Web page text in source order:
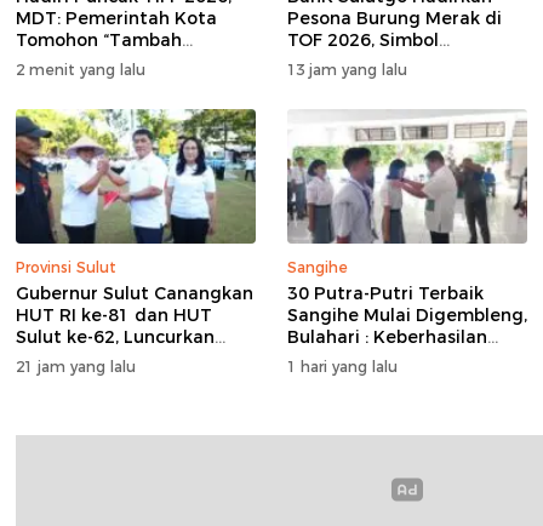
MDT: Pemerintah Kota
Tomohon “Tambah
Mantap”, Usai Parade
Bunga Berbagi Sembako
kepada Masyarakat
2 menit yang lalu
Pesona Burung Merak di
TOF 2026, Simbol
Keagungan Dan
Kemakmuran
13 jam yang lalu
Provinsi Sulut
Gubernur Sulut Canangkan
HUT RI ke-81 dan HUT
Sulut ke-62, Luncurkan
Program Keringanan Pajak
dan Penanaman 2.051
21 jam yang lalu
Sangihe
30 Putra-Putri Terbaik
Sangihe Mulai Digembleng,
Bulahari : Keberhasilan
Hari Ini Bukan Garis Akhir
Tapi Awal Dari Proses
1 hari yang lalu